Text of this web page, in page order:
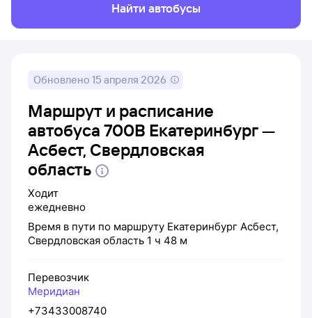
Найти автобусы
Обновлено 15 апреля 2026
Маршрут и расписание
автобуса 700В Екатеринбург —
Асбест, Свердловская
область
Ходит
ежедневно
Время в пути по маршруту Екатеринбург Асбест,
Свердловская область 1 ч 48 м
Перевозчик
Меридиан
+73433008740